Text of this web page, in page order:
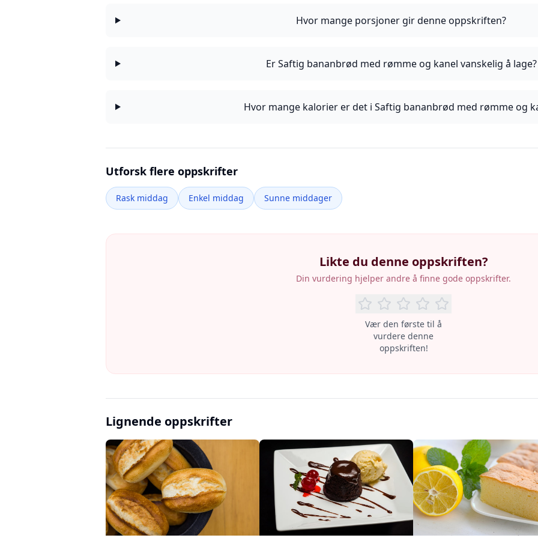
Hvor mange porsjoner gir denne oppskriften?
Er Saftig bananbrød med rømme og kanel vanskelig å lage?
Hvor mange kalorier er det i Saftig bananbrød med rømme og
Utforsk flere oppskrifter
Rask middag Enkel middag Sunne middager
Likte du denne oppskriften?
Din vurdering hjelper andre å finne gode oppskrifter.
Vær den første til å
vurdere denne
oppskriften!
Lignende oppskrifter